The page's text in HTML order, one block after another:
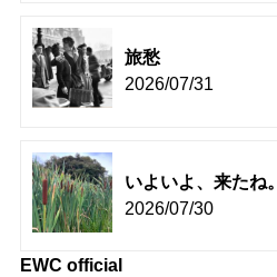
旅愁
2026/07/31
いよいよ、来たね。
2026/07/30
EWC official